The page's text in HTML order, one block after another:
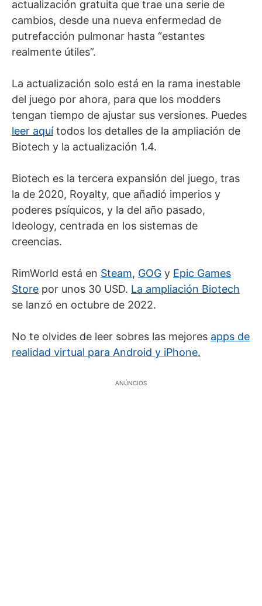
actualización gratuita que trae una serie de
cambios, desde una nueva enfermedad de
putrefacción pulmonar hasta “estantes
realmente útiles”.
La actualización solo está en la rama inestable
del juego por ahora, para que los modders
tengan tiempo de ajustar sus versiones. Puedes
leer aquítodos los detalles de la ampliación de
Biotech y la actualización 1.4.
Biotech es la tercera expansión del juego, tras
la de 2020, Royalty, que añadió imperios y
poderes psíquicos, y la del año pasado,
Ideology, centrada en los sistemas de
creencias.
RimWorld está en Steam, GOG y Epic Games
Store por unos 30 USD. La ampliación Biotech
se lanzó en octubre de 2022.
No te olvides de leer sobres las mejores apps de
realidad virtual para Android y iPhone.
ANÚNCIOS